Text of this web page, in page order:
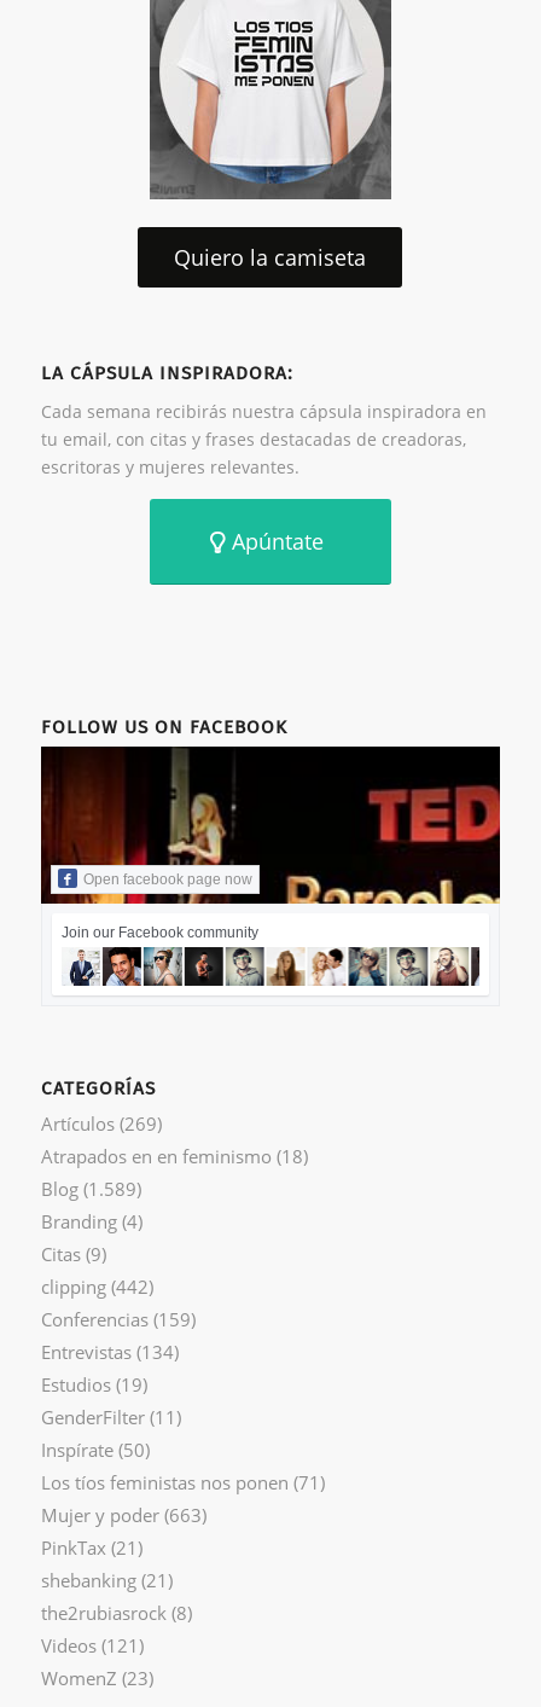
Quiero la camiseta
LA CÁPSULA INSPIRADORA:
Cada semana recibirás nuestra cápsula inspiradora en
tu email, con citas y frases destacadas de creadoras,
escritoras y mujeres relevantes.
Apúntate
FOLLOW US ON FACEBOOK
Open facebook page now
Join our Facebook community
CATEGORÍAS
Artículos(269)
Atrapados en en feminismo (18)
Blog(1.589)
Branding(4)
Citas(9)
clipping(442)
Conferencias(159)
Entrevistas(134)
Estudios(19)
GenderFilter(11)
Inspírate(50)
Los tíos feministas nos ponen (71)
Mujer y poder(663)
PinkTax (21)
shebanking(21)
the2rubiasrock (8)
Videos(121)
WomenZ (23)